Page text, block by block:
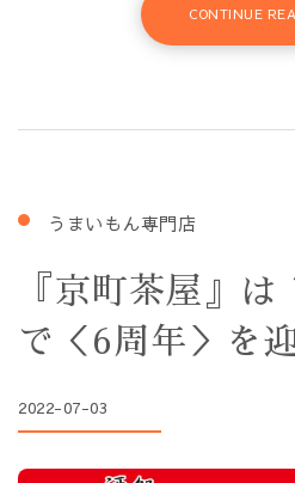
CONTINUE
うまいもん専門店
『京町茶屋』
で＜6周年＞を
2022-07-03